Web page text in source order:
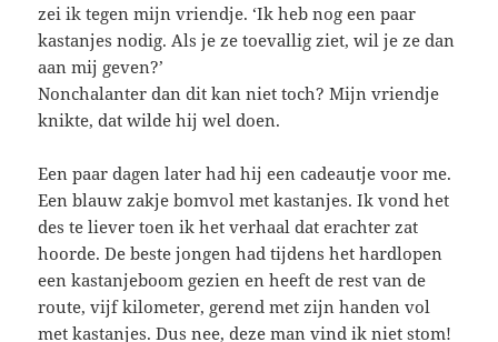
zei ik tegen mijn vriendje. ‘Ik heb nog een paar
kastanjes nodig. Als je ze toevallig ziet, wil je ze dan
aan mij geven?’
Nonchalanter dan dit kan niet toch? Mijn vriendje
knikte, dat wilde hij wel doen.
Een paar dagen later had hij een cadeautje voor me.
Een blauw zakje bomvol met kastanjes. Ik vond het
des te liever toen ik het verhaal dat erachter zat
hoorde. De beste jongen had tijdens het hardlopen
een kastanjeboom gezien en heeft de rest van de
route, vijf kilometer, gerend met zijn handen vol
met kastanjes. Dus nee, deze man vind ik niet stom!